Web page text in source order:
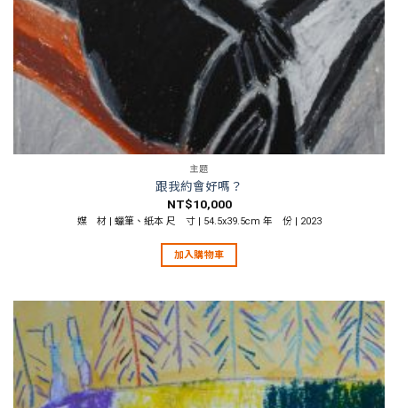
主題
跟我約會好嗎？
NT$10,000
媒 材 | 蠟筆、紙本 尺 寸 | 54.5x39.5cm 年 份 | 2023
加入購物車